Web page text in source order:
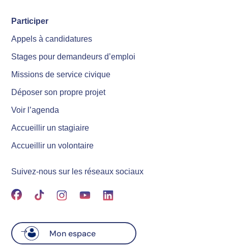
Participer
Appels à candidatures
Stages pour demandeurs d’emploi
Missions de service civique
Déposer son propre projet
Voir l’agenda
Accueillir un stagiaire
Accueillir un volontaire
Suivez-nous sur les réseaux sociaux
Mon espace